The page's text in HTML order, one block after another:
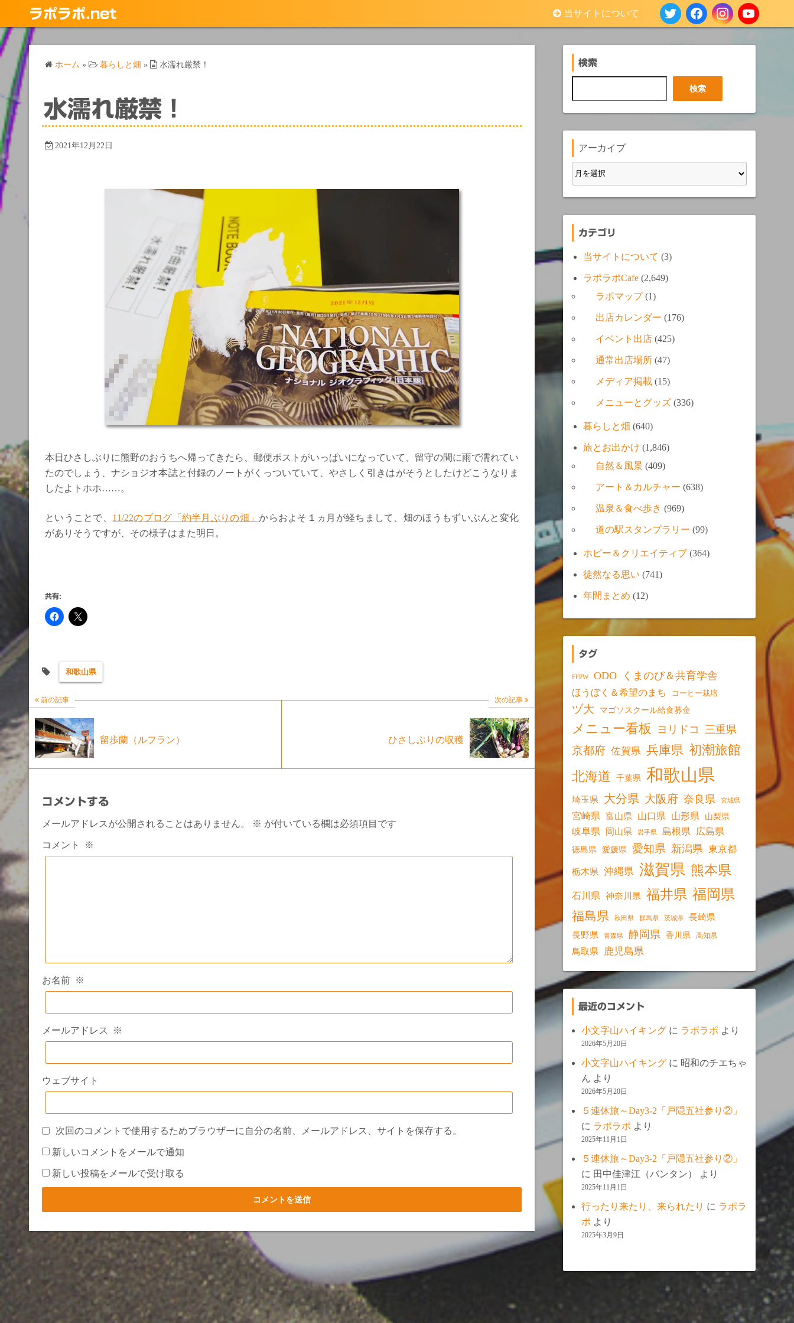
テ
ン
ス
キ
ッ
プ
ラポラポ.net 当サイトについて
ホーム » 暮らしと畑 » 水濡れ厳禁！
水濡れ厳禁！
2021年12月22日
本日ひさしぶりに熊野のおうちへ帰ってきたら、郵便ポストがいっぱいになっていて、留守の間に雨で濡れてい
たのでしょう、ナショジオ本誌と付録のノートがくっついていて、やさしく引きはがそうとしたけどこうなりま
したよトホホ……。
ということで、 11/22のブログ「約半月ぶりの畑」からおよそ１ヵ月が経ちまして、畑のほうもずいぶんと変化
がありそうですが、その様子はまた明日。
共有:
和歌山県
前の記事
留歩蘭（ルフラン）
次の記事
ひさしぶりの収穫
コメントする
メールアドレスが公開されることはありません。 ※ が付いている欄は必須項目です
コメント ※
お名前 ※
メールアドレス ※
ウェブサイト
次回のコメントで使用するためブラウザーに自分の名前、メールアドレス、サイトを保存する。
新しいコメントをメールで通知
新しい投稿をメールで受け取る
検索
索
検索
アーカイブ
カテゴリ
当サイトについて (3)
ラポラポCafe (2,649)
ラポマップ(1)
出店カレンダー (176)
イベント出店 (425)
通常出店場所 (47)
メディア掲載 (15)
メニューとグッズ (336)
暮らしと畑 (640)
旅とお出かけ (1,846)
自然＆風景 (409)
アート＆カルチャー (638)
温泉＆食べ歩き (969)
道の駅スタンプラリー (99)
ホビー＆クリエイティブ (364)
徒然なる思い (741)
年間まとめ (12)
タグ
FFPW ODO くまのび＆共育学舎
ほうぼく＆希望のまち コーヒー栽培
ヅ大 マゴソスクール給食募金
メニュー看板 ヨリドコ 三重県
京都府 佐賀県 兵庫県 初潮旅館
北海道
千葉県 和歌山県
埼玉県 大分県 大阪府 奈良県 宮城県
宮崎県 富山県 山口県 山形県 山梨県
岐阜県 岡山県 岩手県 島根県 広島県
徳島県 愛媛県 愛知県 新潟県 東京都
栃木県 沖縄県 滋賀県 熊本県
石川県 神奈川県 福井県 福岡県
福島県 秋田県 群馬県 茨城県 長崎県
長野県 青森県 静岡県 香川県 高知県
鳥取県 鹿児島県
最近のコメント
小文字山ハイキング に ラポラポ より
2026年5月20日
小文字山ハイキング に 昭和のチエちゃ
ん より
2026年5月20日
５連休旅～Day3-2「戸隠五社参り②」
に ラポラポ より
2025年11月1日
５連休旅～Day3-2「戸隠五社参り②」
に 田中佳津江（バンタン） より
2025年11月1日
行ったり来たり、来られたり に ラポラ
ポ より
2025年3月9日